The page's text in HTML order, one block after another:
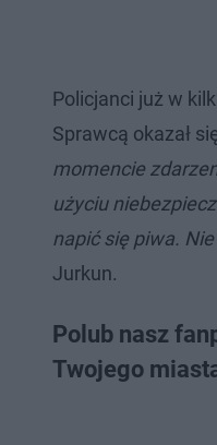
Policjanci już w
Sprawcą okazał
momencie
użyciu
napić się piwa.
Jurkun.
Polub nasz
Twojego